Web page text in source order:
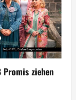
Promis ziehen